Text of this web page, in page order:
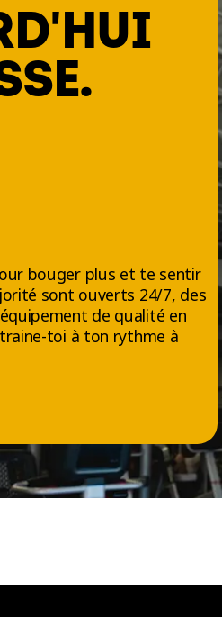
bouger plus et te sentir
sont ouverts 24/7, des
de qualité en
toi à ton rythme à